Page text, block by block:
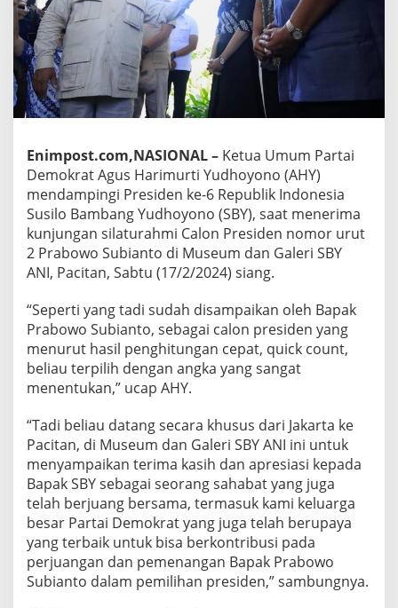
Enimpost.com,NASIONAL – Ketua Umum Partai
Demokrat Agus Harimurti Yudhoyono (AHY)
mendampingi Presiden ke-6 Republik Indonesia
Susilo Bambang Yudhoyono (SBY), saat menerima
kunjungan silaturahmi Calon Presiden nomor urut
2 Prabowo Subianto di Museum dan Galeri SBY
ANI, Pacitan, Sabtu (17/2/2024) siang.
“Seperti yang tadi sudah disampaikan oleh Bapak
Prabowo Subianto, sebagai calon presiden yang
menurut hasil penghitungan cepat, quick count,
beliau terpilih dengan angka yang sangat
menentukan,” ucap AHY.
“Tadi beliau datang secara khusus dari Jakarta ke
Pacitan, di Museum dan Galeri SBY ANI ini untuk
menyampaikan terima kasih dan apresiasi kepada
Bapak SBY sebagai seorang sahabat yang juga
telah berjuang bersama, termasuk kami keluarga
besar Partai Demokrat yang juga telah berupaya
yang terbaik untuk bisa berkontribusi pada
perjuangan dan pemenangan Bapak Prabowo
Subianto dalam pemilihan presiden,” sambungnya.